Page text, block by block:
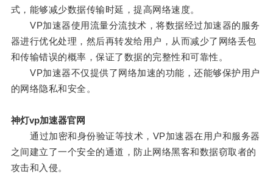
式，能够减少数据传输时延，提高网络速度。
VP加速器使用流量分流技术，将数据经过加速器的服务
器进行优化处理，然后再转发给用户，从而减少了网络丢包
和传输错误的概率，保证了数据的完整性和可靠性。
VP加速器不仅提供了网络加速的功能，还能够保护用户
的网络隐私和安全。
神灯vp加速器官网
通过加密和身份验证等技术，VP加速器在用户和服务器
之间建立了一个安全的通道，防止网络黑客和数据窃取者的
攻击和入侵。